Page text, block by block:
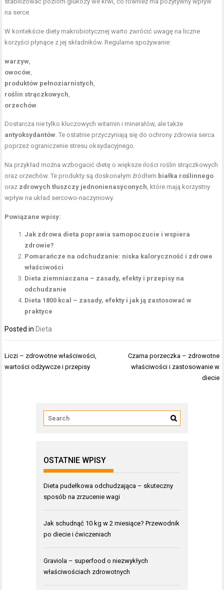
na serce.
W kontekście diety makrobiotycznej warto zwrócić uwagę na liczne
korzyści płynące z jej składników. Regularne spożywanie:
warzyw,
owoców,
produktów pełnoziarnistych,
roślin strączkowych,
orzechów.
Dostarcza nie tylko kluczowych witamin i minerałów, ale także
antyoksydantów. Te ostatnie przyczyniają się do ochrony zdrowia serca
poprzez ograniczenie stresu oksydacyjnego.
Na przykład można wzbogacić dietę o większe ilości roślin strączkowych
oraz orzechów. Te produkty są doskonałym źródłem białka roślinnego
oraz zdrowych tłuszczy jednonienasyconych, które mają korzystny
wpływ na układ sercowo-naczyniowy.
Powiązane wpisy:
Jak zdrowa dieta poprawia samopoczucie i wspiera
zdrowie?
Pomarańcze na odchudzanie: niska kaloryczność i zdrowe
właściwości
Dieta ziemniaczana – zasady, efekty i przepisy na
odchudzanie
Dieta 1800 kcal – zasady, efekty i jak ją zastosować w
praktyce
Posted in Dieta
Nawigacja
wpisu
Liczi – zdrowotne właściwości,
wartości odżywcze i przepisy
Czarna porzeczka – zdrowotne
właściwości i zastosowanie w
diecie
OSTATNIE WPISY
Dieta pudełkowa odchudzająca – skuteczny
sposób na zrzucenie wagi
Jak schudnąć 10 kg w 2 miesiące? Przewodnik
po diecie i ćwiczeniach
Graviola – superfood o niezwykłych
właściwościach zdrowotnych